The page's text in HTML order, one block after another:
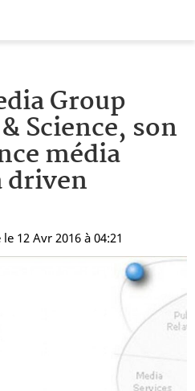
Group
Science, son
média
driven
12 Avr 2016 à 04:21